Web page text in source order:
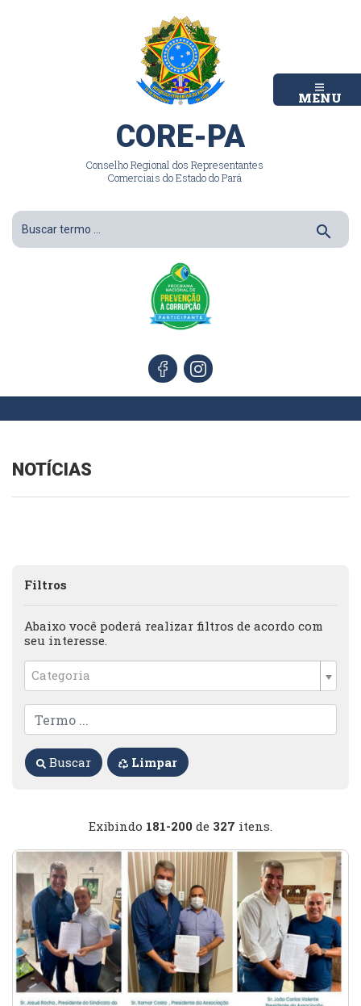
MENU
CORE-PA
Conselho Regional dos Representantes
Comerciais do Estado do Pará
search
NOTÍCIAS
Exibindo 181-200 de 327 itens.
Filtros
Abaixo você poderá realizar filtros de acordo com
seu interesse.
Categoria
Buscar Limpar